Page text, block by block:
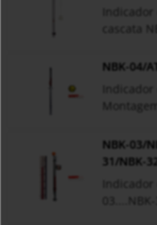
cascata
NBK-04/
NBK-03/
31/NBK-
03....NBK-